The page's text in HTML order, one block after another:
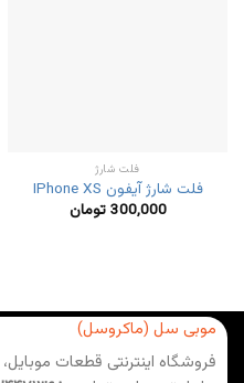
فلت شارژ
فلت شارژ آیفون IPhone XS
300,000 تومان
موبی سل (ماکروسل)
فروشگاه اینترنتی قطعات